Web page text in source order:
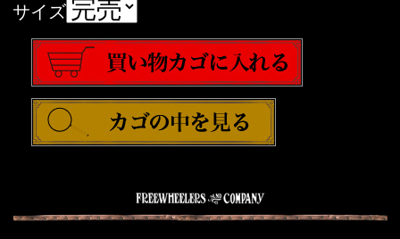
サイズ